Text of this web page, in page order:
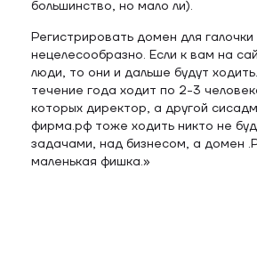
большинство, но мало ли).
Регистрировать домен для галочки
нецелесообразно. Если к вам на
люди, то они и дальше будут
течение года ходит по 2-3
которых директор, а другой
фирма.рф тоже ходить никто не
задачами, над бизнесом, а домен
маленькая фишка.»